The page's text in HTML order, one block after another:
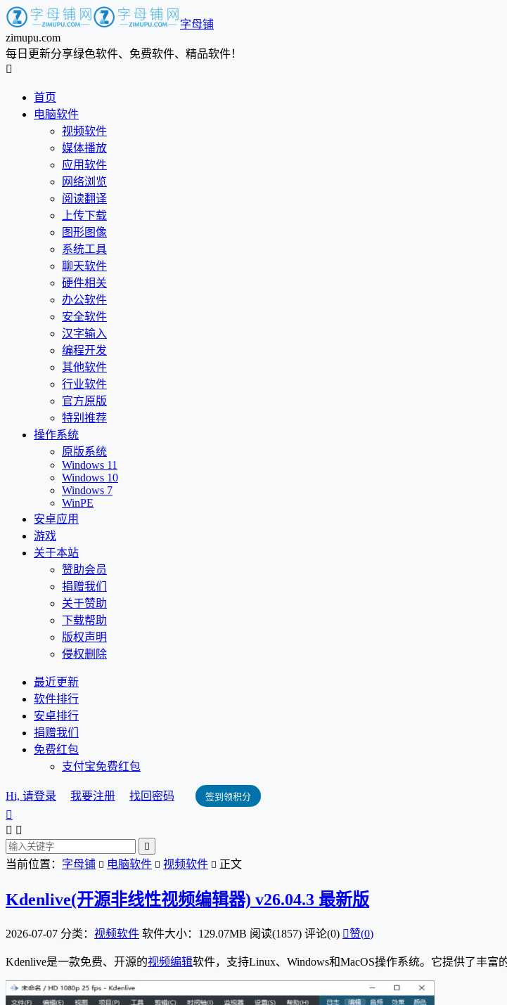
字母铺
zimupu.com
每日更新分享绿色软件、免费软件、精品软件！

首页
电脑软件
视频软件
媒体播放
应用软件
网络浏览
阅读翻译
上传下载
图形图像
系统工具
聊天软件
硬件相关
办公软件
安全软件
汉字输入
编程开发
其他软件
行业软件
官方原版
特别推荐
操作系统
原版系统
Windows 11
Windows 10
Windows 7
WinPE
安卓应用
游戏
关于本站
赞助会员
捐赠我们
关于赞助
下载帮助
版权声明
侵权删除
最近更新
软件排行
安卓排行
捐赠我们
免费红包
支付宝免费红包
Hi, 请登录 我要注册 找回密码 签到领积分

 

当前位置： 字母铺  电脑软件  视频软件  正文
Kdenlive(开源非线性视频编辑器) v26.04.3 最新版
2026-07-07 分类： 视频软件 软件大小：129.07MB 阅读(1857) 评论(0) 赞(0)
Kdenlive是一款免费、开源的视频编辑软件，支持Linux、Windows和MacOS操作系统。它提供了丰